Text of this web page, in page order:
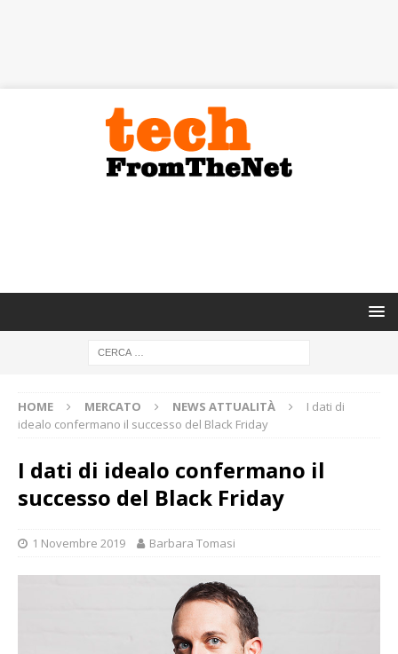
HOME MERCATO NEWS ATTUALITÀ
I dati di
idealo confermano il successo del Black Friday
I dati di idealo confermano il
successo del Black Friday
1 Novembre 2019 Barbara Tomasi